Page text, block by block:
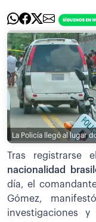
La Policía llegó al lugar
Tras registrarse
nacionalidad
día, el
Gómez,
investigaciones